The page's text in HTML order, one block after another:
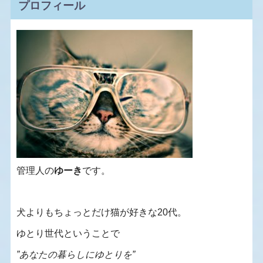
プロフィール
管理人のゆーきです。
犬よりもちょっとだけ猫が好きな20代。
ゆとり世代ということで
”あなたの暮らしにゆとりを”